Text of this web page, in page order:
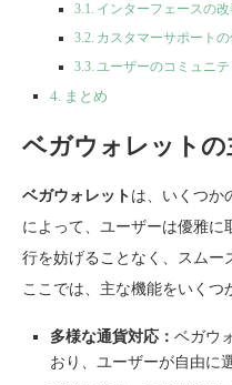
インターフェースの
カスタマーサポート
ユーザーのコミュニ
まとめ
ベガウォレットの
ベガウォレット は、いくつか
によって、ユーザーは優雅に
行を妨げることなく、スムー
ここでは、主な機能をいくつ
多様な通貨対応： ベガウ
おり、ユーザーが自由に